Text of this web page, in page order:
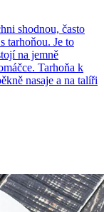
shodnou, často
tarhoňou. Je to
na jemně
Tarhoňa k
nasaje a na talíři